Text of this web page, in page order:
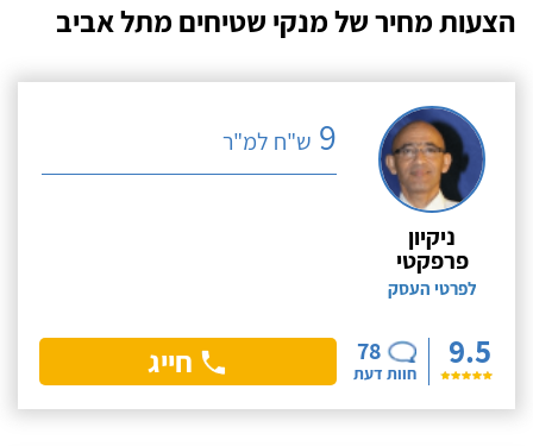
הצעות מחיר של מנקי שטיחים מתל אביב
ניקיון
פרפקטי
לפרטי העסק
9.5
78
חוות דעת
9 ש"ח למ"ר
חייג